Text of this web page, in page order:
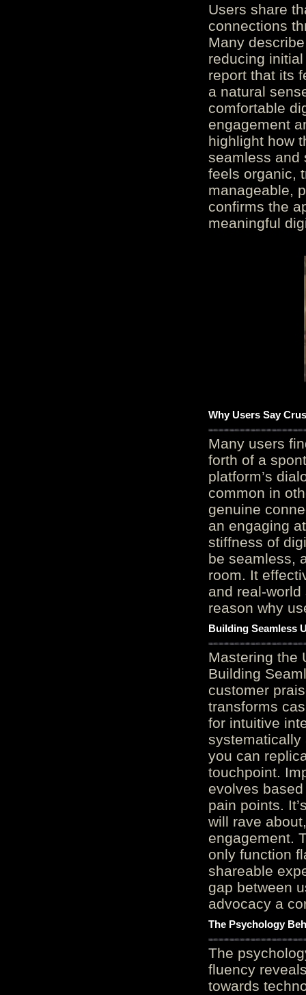
Users share
connections
Many
reducing
report that its
a natural
comfortable
engagement
highlight how
seamless and
feels organic,
manageable,
confirms the
meaningful
Why Users Say
Many users
forth of a
platform’s
common in
genuine
an engaging
stiffness of
be seamless,
room. It
and real-
reason why
Building Seamless
Mastering the
Building
customer
transforms
for intuitive
systematically
you can
touchpoint.
evolves
pain points.
will rave
engagement.
only function
shareable
gap between
advocacy a
The Psychology
The
fluency
towards